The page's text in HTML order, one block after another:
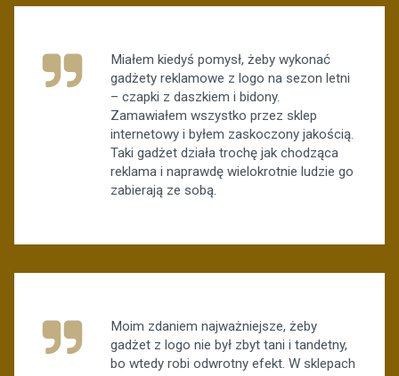
Miałem kiedyś pomysł, żeby wykonać
gadżety reklamowe z logo na sezon letni
– czapki z daszkiem i bidony.
Zamawiałem wszystko przez sklep
internetowy i byłem zaskoczony jakością.
Taki gadżet działa trochę jak chodząca
reklama i naprawdę wielokrotnie ludzie go
zabierają ze sobą.
Moim zdaniem najważniejsze, żeby
gadżet z logo nie był zbyt tani i tandetny,
bo wtedy robi odwrotny efekt. W sklepach